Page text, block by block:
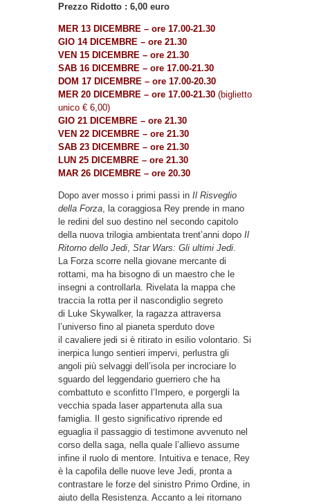
Prezzo Ridotto : 6,00 euro
MER 13 DICEMBRE – ore 17.00-21.30
GIO 14 DICEMBRE – ore 21.30
VEN 15 DICEMBRE – ore 21.30
SAB 16 DICEMBRE – ore 17.00-21.30
DOM 17 DICEMBRE – ore 17.00-20.30
MER 20 DICEMBRE – ore 17.00-21.30 (biglietto
unico € 6,00)
GIO 21 DICEMBRE – ore 21.30
VEN 22 DICEMBRE – ore 21.30
SAB 23 DICEMBRE – ore 21.30
LUN 25 DICEMBRE – ore 21.30
MAR 26 DICEMBRE – ore 20.30
Dopo aver mosso i primi passi in Il Risveglio
della Forza , la coraggiosa Rey prende in mano
le redini del suo destino nel secondo capitolo
della nuova trilogia ambientata trent’anni dopo Il
Ritorno dello Jedi Star Wars: Gli ultimi Jedi
La Forza scorre nella giovane mercante di
rottami, ma ha bisogno di un maestro che le
insegni a controllarla. Rivelata la mappa che
traccia la rotta per il nascondiglio segreto
di Luke Skywalker, la ragazza attraversa
l’universo fino al pianeta sperduto dove
il cavaliere jedi si è ritirato in esilio volontario. Si
inerpica lungo sentieri impervi, perlustra gli
angoli più selvaggi dell’isola per incrociare lo
sguardo del leggendario guerriero che ha
combattuto e sconfitto l’Impero, e porgergli la
vecchia spada laser appartenuta alla sua
famiglia. Il gesto significativo riprende ed
eguaglia il passaggio di testimone avvenuto nel
corso della saga, nella quale l’allievo assume
infine il ruolo di mentore. Intuitiva e tenace, Rey
è la capofila delle nuove leve Jedi, pronta a
contrastare le forze del sinistro Primo Ordine, in
aiuto della Resistenza. Accanto a lei ritornano